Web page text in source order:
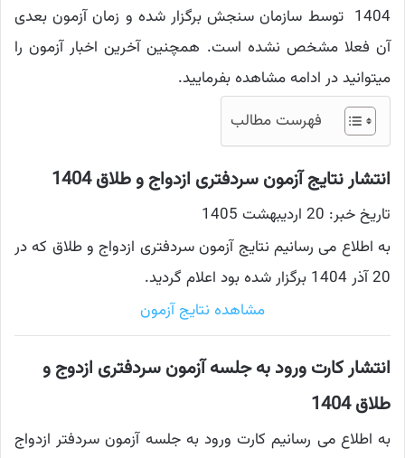
1404 توسط سازمان سنجش برگزار شده و زمان آزمون بعدی
آن فعلا مشخص نشده است. همچنین آخرین اخبار آزمون را
میتوانید در ادامه مشاهده بفرمایید.
فهرست مطالب
انتشار نتایج آزمون سردفتری ازدواج و طلاق 1404
تاریخ خبر: 20 اردیبهشت 1405
به اطلاع می رسانیم نتایج آزمون سردفتری ازدواج و طلاق که در
20 آذر 1404 برگزار شده بود اعلام گردید.
مشاهده نتایج آزمون
انتشار کارت ورود به جلسه آزمون سردفتری ازدوج و
طلاق 1404
به اطلاع می رسانیم کارت ورود به جلسه آزمون سردفتر ازدواج